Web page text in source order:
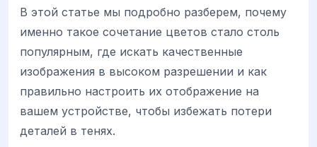
В этой статье мы подробно разберем, почему
именно такое сочетание цветов стало столь
популярным, где искать качественные
изображения в высоком разрешении и как
правильно настроить их отображение на
вашем устройстве, чтобы избежать потери
деталей в тенях.